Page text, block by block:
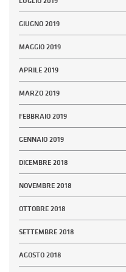
GIUGNO 2019
MAGGIO 2019
APRILE 2019
MARZO 2019
FEBBRAIO 2019
GENNAIO 2019
DICEMBRE 2018
NOVEMBRE 2018
OTTOBRE 2018
SETTEMBRE 2018
AGOSTO 2018